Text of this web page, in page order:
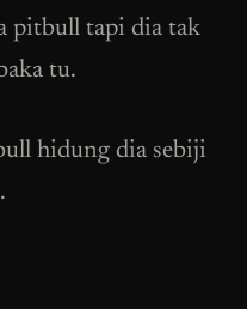
pitbull tapi dia tak
tu.
hidung dia sebiji